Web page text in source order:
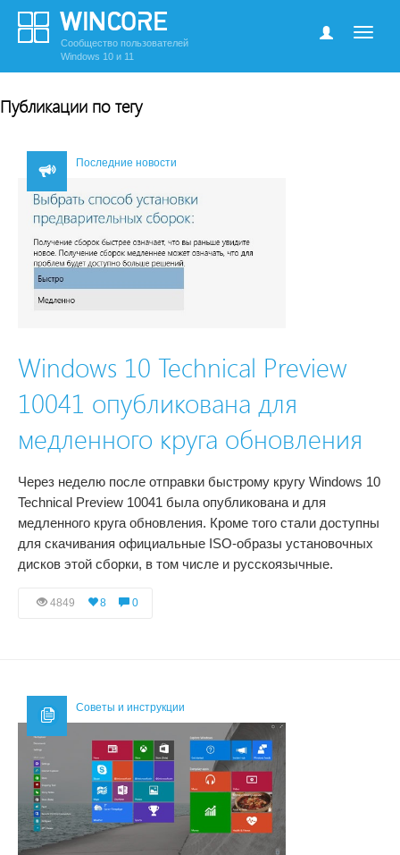
Сообщество пользователей
Windows 10 и 11
Публикации по тегу
Последние новости
Windows 10 Technical Preview
10041 опубликована для
медленного круга обновления
Через неделю после отправки быстрому кругу Windows 10
Technical Preview 10041 была опубликована и для
медленного круга обновления. Кроме того стали доступны
для скачивания официальные ISO-образы установочных
дисков этой сборки, в том числе и русскоязычные.
4849 8 0
Советы и инструкции